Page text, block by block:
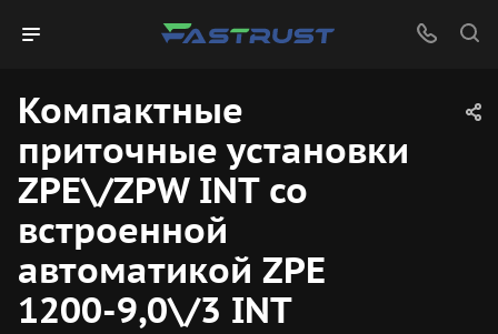
Компактные
приточные установки
ZPE\/ZPW INT со
встроенной
автоматикой ZPE
1200-9,0\/3 INT